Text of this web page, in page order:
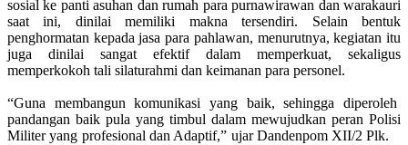
sosial ke panti asuhan dan rumah para purnawirawan dan warakauri
saat ini, dinilai memiliki makna tersendiri. Selain bentuk
penghormatan kepada jasa para pahlawan, menurutnya, kegiatan itu
juga dinilai sangat efektif dalam memperkuat, sekaligus
memperkokoh tali silaturahmi dan keimanan para personel.
“Guna membangun komunikasi yang baik, sehingga diperoleh
pandangan baik pula yang timbul dalam mewujudkan peran Polisi
Militer yang profesional dan Adaptif,” ujar Dandenpom XII/2 Plk.